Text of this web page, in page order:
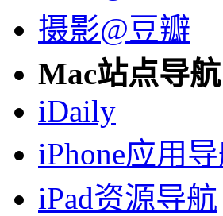
摄影@豆瓣
Mac站点导航
iDaily
iPhone应用
iPad资源导航